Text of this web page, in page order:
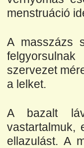
menstruáció
A masszázs
szervezet
a lelket.
A bazalt
vastartalmuk,
ellazulást. A